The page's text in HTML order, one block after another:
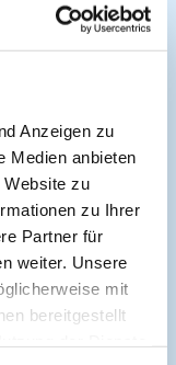
Anzeigen zu
Medien anbieten
Website zu
zu Ihrer
Partner für
weiter. Unsere
mit
bereitgestellt